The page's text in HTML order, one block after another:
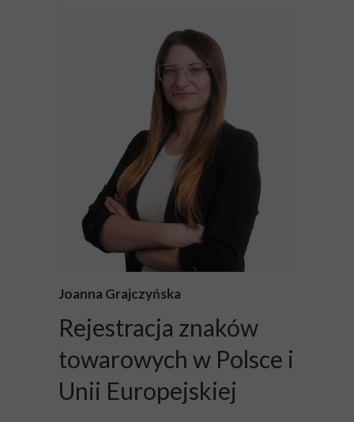
Joanna Grajczyńska
Rejestracja znaków
towarowych w Polsce i
Unii Europejskiej